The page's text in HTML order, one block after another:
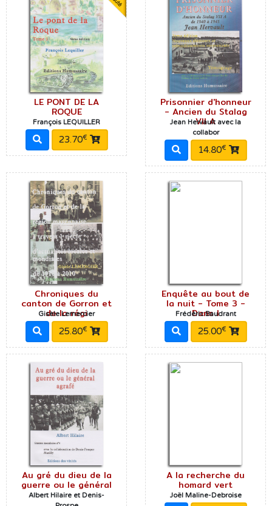
LE PONT DE LA
ROQUE
François LEQUILLER
23.70€
Prisonnier d'honneur
- Ancien du Stalag
VII A
Jean Hervault avec la
collabor
14.80€
Chroniques du
canton de Gorron et
de la régi
Gisèle Lemercier
25.80€
Enquête au bout de
la nuit - Tome 3 -
Dans l
Frédéric Baudrant
25.00€
Au gré du dieu de la
guerre ou le général
Albert Hilaire et Denis-
A la recherche du
homard vert
Joël Maline-Debroise